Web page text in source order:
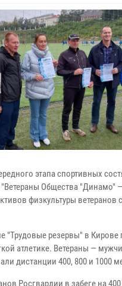
этапа спортивных
Общества "Динамо"
физкультуры ветеранов
"Трудовые резервы" в
атлетике. Ветераны —
дистанции 400, 800 и 1000
Росгвардии в забеге на